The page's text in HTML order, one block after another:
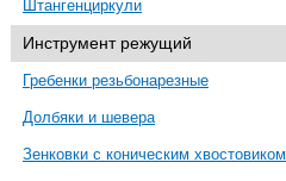
Штангенциркули
Инструмент режущий
Гребенки резьбонарезные
Долбяки и шевера
Зенковки с коническим хвостовиком